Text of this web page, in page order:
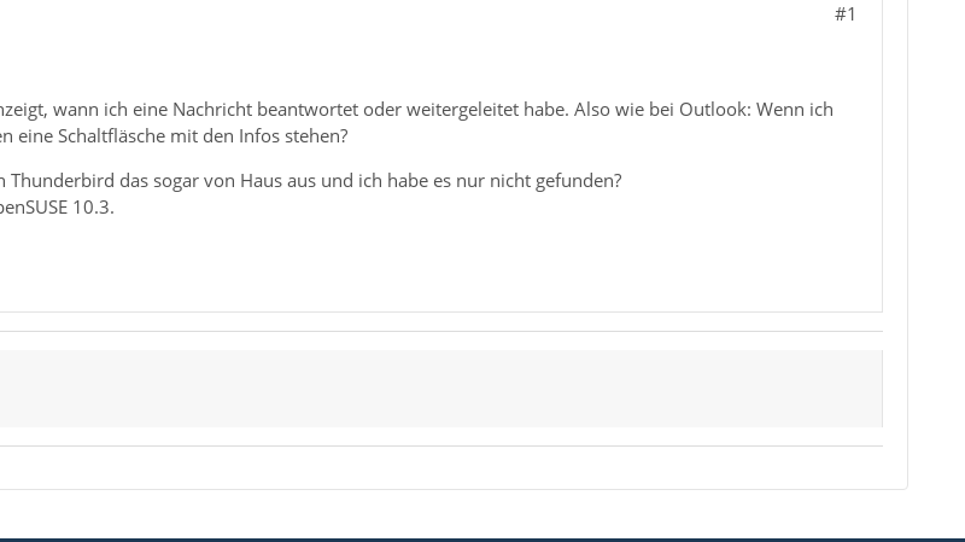
#1
wann ich eine Nachricht beantwortet oder weitergeleitet habe. Also wie bei Outlook: Wenn ich
eine Schaltfläsche mit den Infos stehen?
Thunderbird das sogar von Haus aus und ich habe es nur nicht gefunden?
10.3.